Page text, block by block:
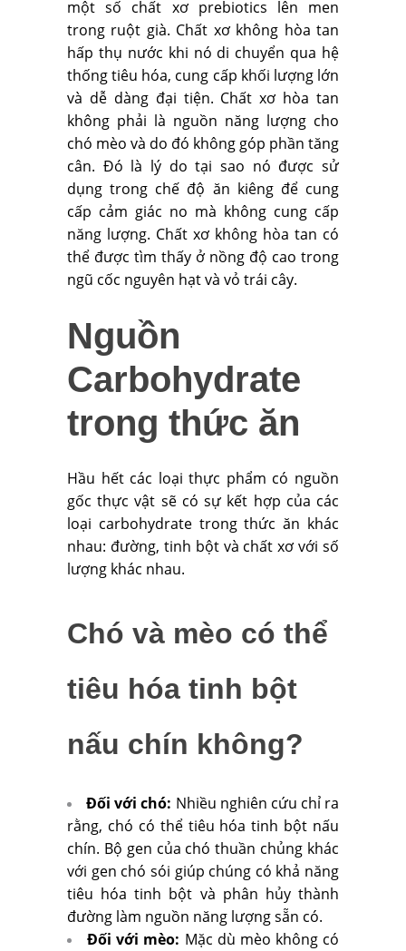
một số chất xơ prebiotics lên men
trong ruột già. Chất xơ không hòa tan
hấp thụ nước khi nó di chuyển qua hệ
thống tiêu hóa, cung cấp khối lượng lớn
và dễ dàng đại tiện. Chất xơ hòa tan
không phải là nguồn năng lượng cho
chó mèo và do đó không góp phần tăng
cân. Đó là lý do tại sao nó được sử
dụng trong chế độ ăn kiêng để cung
cấp cảm giác no mà không cung cấp
năng lượng. Chất xơ không hòa tan có
thể được tìm thấy ở nồng độ cao trong
ngũ cốc nguyên hạt và vỏ trái cây.
Nguồn
Carbohydrate
trong thức ăn
Hầu hết các loại thực phẩm có nguồn
gốc thực vật sẽ có sự kết hợp của các
loại carbohydrate trong thức ăn khác
nhau: đường, tinh bột và chất xơ với số
lượng khác nhau.
Chó và mèo có thể
tiêu hóa tinh bột
nấu chín không?
Đối với chó: Nhiều nghiên cứu chỉ ra
rằng, chó có thể tiêu hóa tinh bột nấu
chín. Bộ gen của chó thuần chủng khác
với gen chó sói giúp chúng có khả năng
tiêu hóa tinh bột và phân hủy thành
đường làm nguồn năng lượng sẵn có.
Đối với mèo: Mặc dù mèo không có